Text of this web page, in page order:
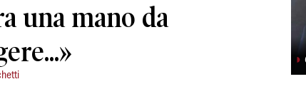
una mano da
◗